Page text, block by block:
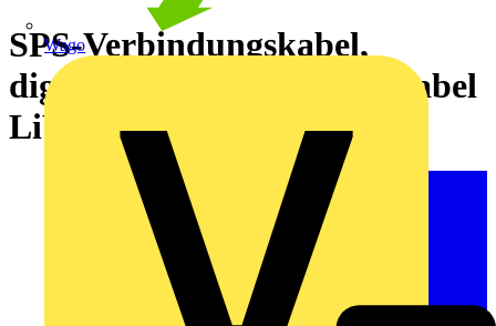
Wago
SPS-Verbindungskabel,
digitale Signale, 40 Pole, Kabel
LiYY, 1 m